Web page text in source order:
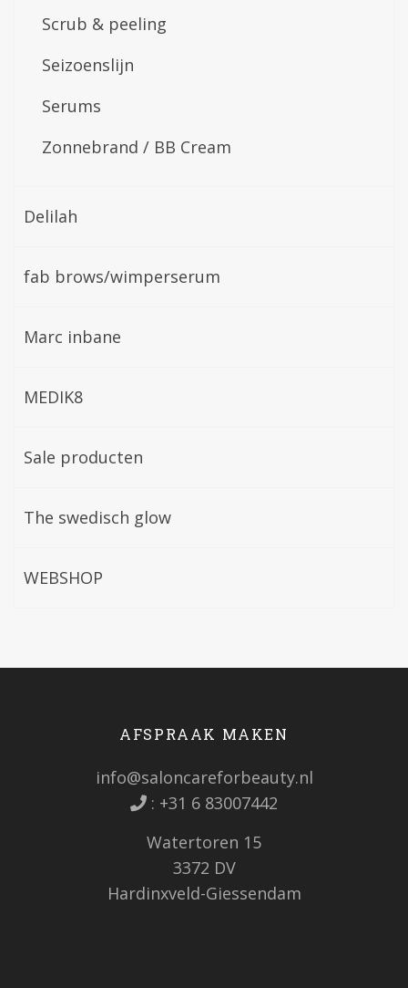
Scrub & peeling
Seizoenslijn
Serums
Zonnebrand / BB Cream
Delilah
fab brows/wimperserum
Marc inbane
MEDIK8
Sale producten
The swedisch glow
WEBSHOP
AFSPRAAK MAKEN
info@saloncareforbeauty.nl
: +31 6 83007442
Watertoren 15
3372 DV
Hardinxveld-Giessendam